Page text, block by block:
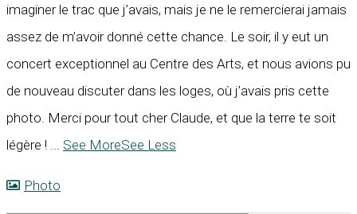
imaginer le trac que j’avais, mais je ne le remercierai jamais
assez de m’avoir donné cette chance. Le soir, il y eut un
concert exceptionnel au Centre des Arts, et nous avions pu
de nouveau discuter dans les loges, où j’avais pris cette
photo. Merci pour tout cher Claude, et que la terre te soit
légère !
See MoreSee Less
Photo